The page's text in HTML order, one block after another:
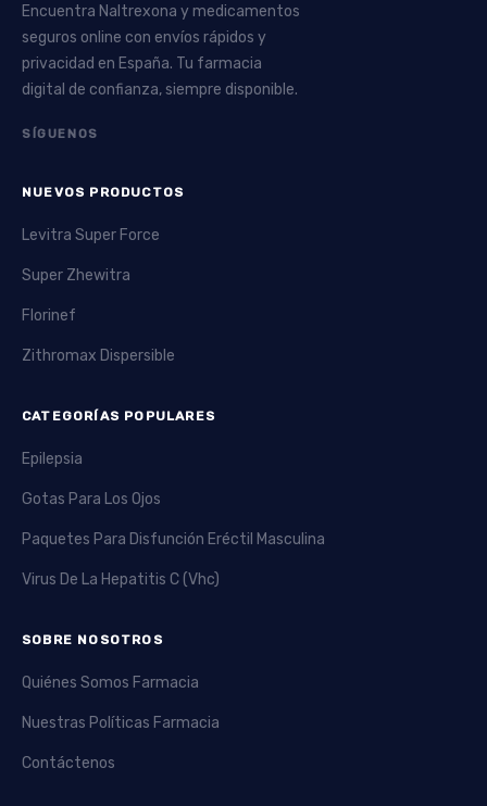
Encuentra Naltrexona y medicamentos
seguros online con envíos rápidos y
privacidad en España. Tu farmacia
digital de confianza, siempre disponible.
SÍGUENOS
NUEVOS PRODUCTOS
Levitra Super Force
Super Zhewitra
Florinef
Zithromax Dispersible
CATEGORÍAS POPULARES
Epilepsia
Gotas Para Los Ojos
Paquetes Para Disfunción Eréctil Masculina
Virus De La Hepatitis C (Vhc)
SOBRE NOSOTROS
Quiénes Somos Farmacia
Nuestras Políticas Farmacia
Contáctenos